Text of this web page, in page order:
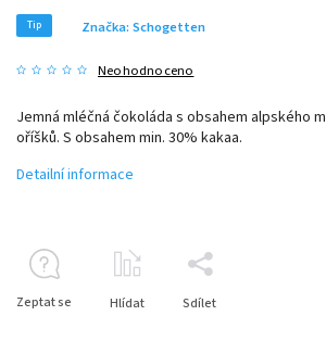
Tip
Neohodnoceno
Značka: Schogetten
Jemná mléčná čokoláda s obsahem alpského
oříšků. S obsahem min. 30% kakaa.
Detailní informace
Zeptat se Hlídat Sdílet